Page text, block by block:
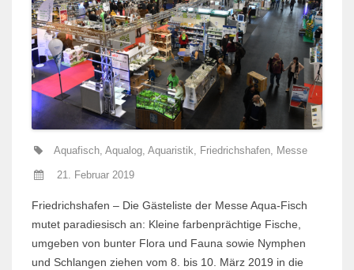
Aquafisch, Aqualog, Aquaristik, Friedrichshafen, Messe
21. Februar 2019
Friedrichshafen – Die Gästeliste der Messe Aqua-Fisch
mutet paradiesisch an: Kleine farbenprächtige Fische,
umgeben von bunter Flora und Fauna sowie Nymphen
und Schlangen ziehen vom 8. bis 10. März 2019 in die